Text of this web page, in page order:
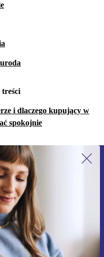
treści
i dlaczego kupujący w
spokojnie
newsletter!
się